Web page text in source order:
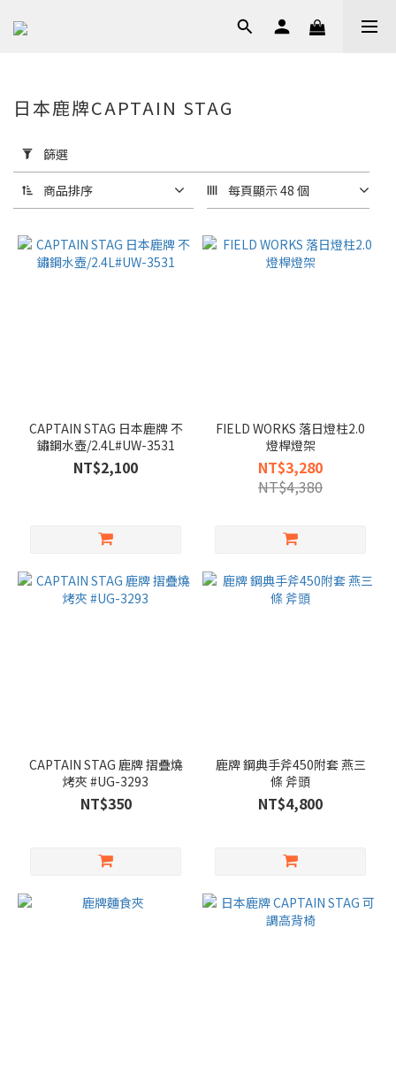
用
篩
選
(0/20)
價格
(NT$)
日本鹿牌CAPTAIN STAG
篩選
商品排序 每頁顯示 48 個
CAPTAIN STAG 日本鹿牌 不
鏽鋼水壺/2.4L#UW-3531
NT$2,100
FIELD WORKS 落日燈柱2.0
燈桿燈架
NT$3,280
NT$4,380
CAPTAIN STAG 鹿牌 摺疊燒
烤夾 #UG-3293
NT$350
鹿牌 鋼典手斧450附套 燕三
條 斧頭
NT$4,800